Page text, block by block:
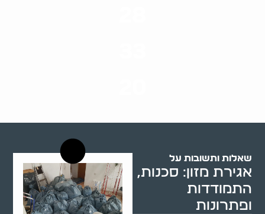
שאלות ותשובות על
אגירת מזון: סכנות,
התמודדות
ופתרונות